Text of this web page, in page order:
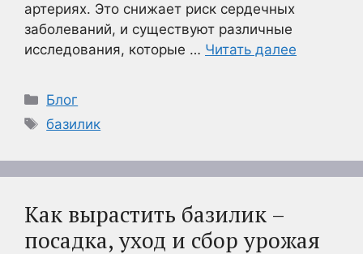
артериях. Это снижает риск сердечных
заболеваний, и существуют различные
исследования, которые … Читать далее
Рубрики
Блог
Метки
базилик
Как вырастить базилик –
посадка, уход и сбор урожая